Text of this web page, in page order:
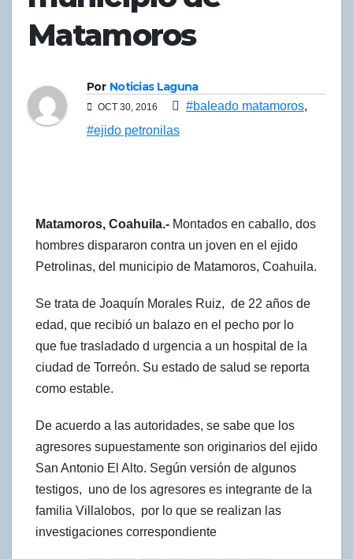
Matamoros
Por Noticias Laguna
OCT 30, 2016 #baleado matamoros,
#ejido petronilas
Matamoros, Coahuila.- Montados en caballo, dos
hombres dispararon contra un joven en el ejido
Petrolinas, del municipio de Matamoros, Coahuila.
Se trata de Joaquín Morales Ruiz, de 22 años de
edad, que recibió un balazo en el pecho por lo
que fue trasladado d urgencia a un hospital de la
ciudad de Torreón. Su estado de salud se reporta
como estable.
De acuerdo a las autoridades, se sabe que los
agresores supuestamente son originarios del ejido
San Antonio El Alto. Según versión de algunos
testigos, uno de los agresores es integrante de la
familia Villalobos, por lo que se realizan las
investigaciones correspondiente